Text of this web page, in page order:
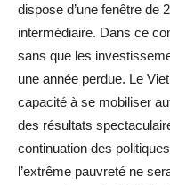
dispose d’une fenêtre de
intermédiaire. Dans ce
sans que les
une année perdue. Le
capacité à se mobiliser
des résultats
continuation des
l’extrême pauvreté ne